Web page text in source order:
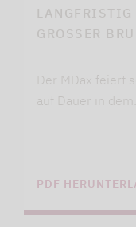
LANGFRISTIG
GROSSER
Der MDax feiert
auf Dauer in dem…
PDF